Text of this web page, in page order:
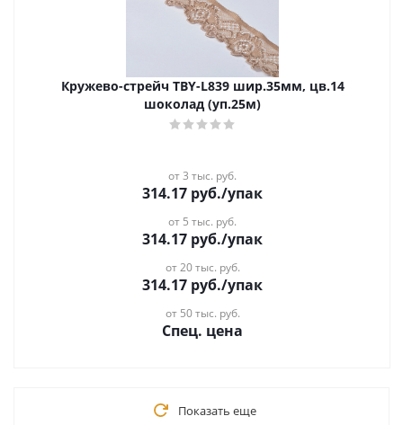
Кружево-стрейч TBY-L839 шир.35мм, цв.14
шоколад (уп.25м)
от 3 тыс. руб.
314.17 руб./упак
от 5 тыс. руб.
314.17 руб./упак
от 20 тыс. руб.
314.17 руб./упак
от 50 тыс. руб.
Спец. цена
Показать еще